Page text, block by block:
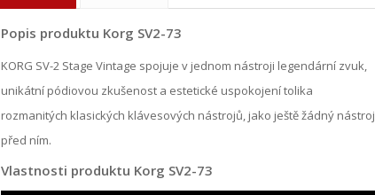
Popis produktu Korg SV2-73
KORG SV-2 Stage Vintage spojuje v jednom nástroji legendární zvuk,
unikátní pódiovou zkušenost a estetické uspokojení tolika
rozmanitých klasických klávesových nástrojů, jako ještě žádný nástroj
před ním.
Vlastnosti produktu Korg SV2-73